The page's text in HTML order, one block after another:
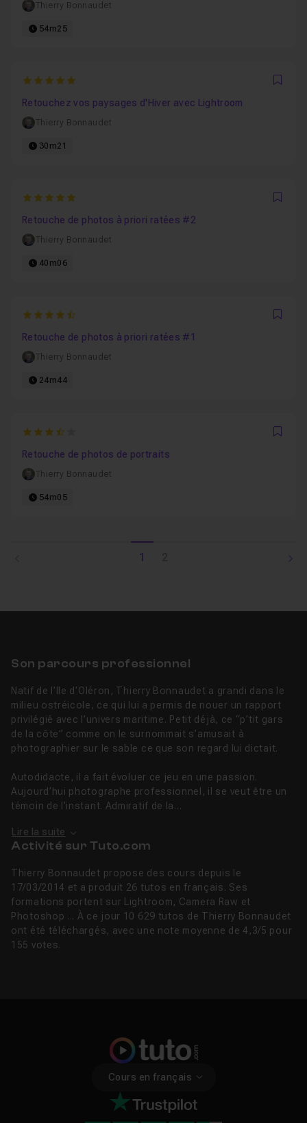
Thierry Bonnaudet
54m25
5
Retouchez vos paysages d'Hiver avec Lightroom
Thierry Bonnaudet
30m21
5
Retouche de photos à priori ratées #2
Thierry Bonnaudet
40m06
4.6666666666667
Retouche de photos à priori ratées #1
Thierry Bonnaudet
24m44
3.3333333333333
Retouche de photos de portraits
Thierry Bonnaudet
54m05
1
Son parcours professionnel
Natif de l’Ile d’Oléron, Thierry Bonnaudet a grandi dans le
milieu ostréicole, ce qui lui a permis de nouer un rapport
privilégié avec l’univers maritime. Petit déjà, ce “p’tit gars
de la côte” comme on le surnommait s’amusait à
photographier sur le sable ce que son regard lui dictait.
Autodidacte, il a fait évoluer ce jeu en une passion.
Aujourd’hui photographe professionnel, il se veut être un
témoin de l’instant. Admiratif de la...
Lire la suite
Activité sur Tuto.com
Thierry Bonnaudet propose des cours depuis le
17/03/2014 et a produit 26 tutos en français. Ses
formations portent sur Lightroom, Camera Raw et
Photoshop ... À ce jour 10 629 tutos de Thierry Bonnaudet
ont été téléchargés, avec une note moyenne de 4,3/5 pour
155 votes.
Cours en français